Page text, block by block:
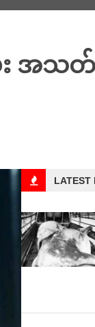
အသတ်
LATEST